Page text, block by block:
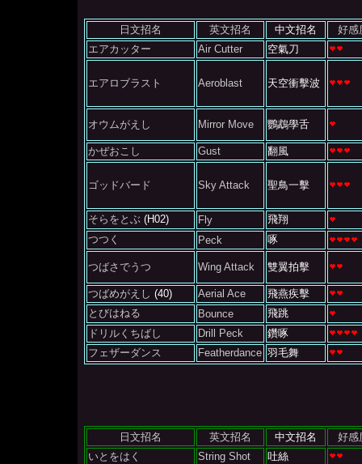
日文招名 英文招名 中文招名
好感
エアカッター
Air Cutter 空氣刀
エアロブラスト Aeroblast 天空衝擊波
オウムがえし Mirror Move 鸚鵡學舌
かぜおこし Gust 翻風
ゴッドバード Sky Attack 聖鳥一擊
そらをとぶ (H02) Fly
飛翔
つつく
Peck 啄
つばさでうつ Wing Attack 雙翼拍擊
つばめがえし (40) Aerial Ace
飛燕疾擊
とびはねる
Bounce
飛跳
ドリルくちばし
Drill Peck
鑽啄
フェザーダンス
Featherdance 羽毛舞
日文招名 英文招名 中文招名
好感
いとをはく
String Shot
吐絲